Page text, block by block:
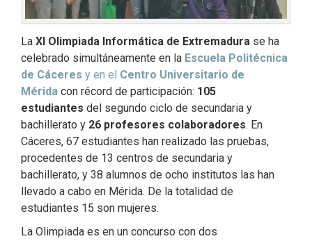
La XI Olimpiada Informática de Extremadura se ha
celebrado simultáneamente en la Escuela Politécnica
de Cáceres y en el Centro Universitario de
Mérida con récord de participación: 105
estudiantes del segundo ciclo de secundaria y
bachillerato y 26 profesores colaboradores. En
Cáceres, 67 estudiantes han realizado las pruebas,
procedentes de 13 centros de secundaria y
bachillerato, y 38 alumnos de ocho institutos las han
llevado a cabo en Mérida. De la totalidad de
estudiantes 15 son mujeres.
La Olimpiada es en un concurso con dos